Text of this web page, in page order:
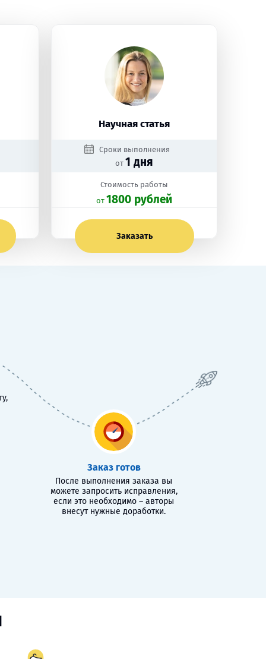
Научная статья
Сроки выполнения
от 1 дня
Стоимость работы
oт 1800 рублей
Заказать
Заказ готов
После выполнения заказа вы
можете запросить исправления,
если это необходимо – авторы
внесут нужные доработки.